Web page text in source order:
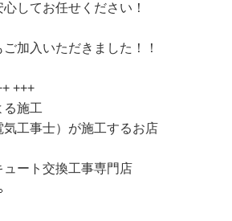
してお任せください！
加入いただきました！！
+++
施工
工事士）が施工するお店
ート交換工事専門店